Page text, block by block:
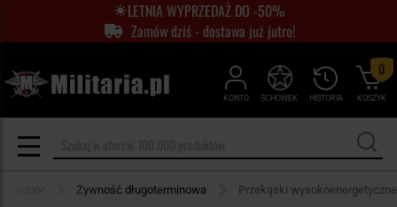
LETNIA WYPRZEDAŻ DO -50%
Zamów dziś - dostawa już jutro!
KONTO HISTORIA
SCHOWEK KOSZYK
0
Żywność długoterminowa Przekąski wysokoenergetyczne